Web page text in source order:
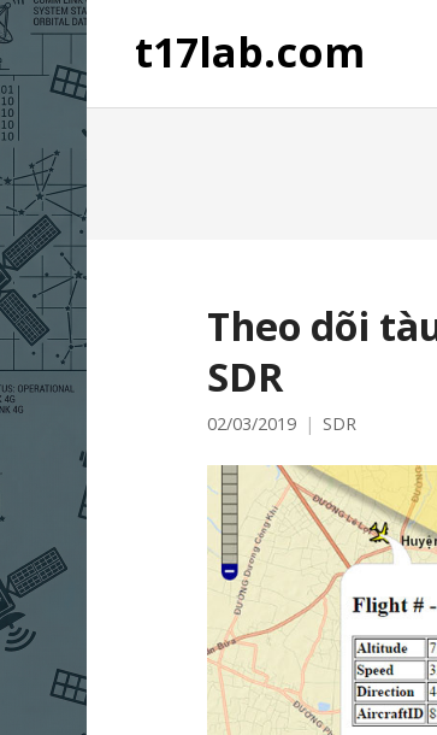
t17lab.com
Theo dõi
SDR
02/03/2019 SDR